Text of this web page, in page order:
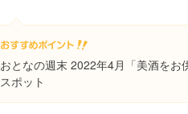
おとなの週末 2022年4月「美酒をお
スポット